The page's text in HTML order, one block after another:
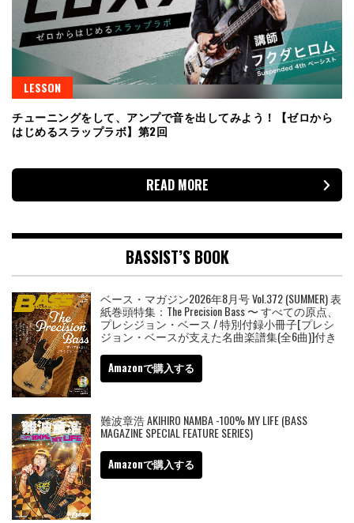
LESSON
チューニングをして、アンプで音を出してみよう！【ゼロから
はじめるスラップラボ】第2回
READ MORE
BASSIST’S BOOK
ベース・マガジン2026年8月号 Vol.372 (SUMMER) 表
紙巻頭特集：The Precision Bass 〜 すべての原点、
プレシジョン・ベース / 特別付録小冊子[プレシ
ジョン・ベースが支えた名曲楽譜集(全6曲)]付き
Amazonで購入する
難波章浩 AKIHIRO NAMBA -100% MY LIFE (BASS
MAGAZINE SPECIAL FEATURE SERIES)
Amazonで購入する